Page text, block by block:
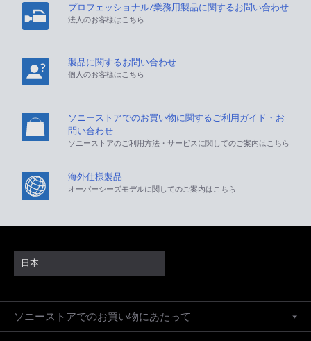
プロフェッショナル/業務用製品に関するお問い合わせ
法人のお客様はこちら
製品に関するお問い合わせ
個人のお客様はこちら
ソニーストアでのお買い物に関するご利用ガイド・お
問い合わせ
ソニーストアのご利用方法・サービスに関してのご案内はこちら
海外仕様製品
オーバーシーズモデルに関してのご案内はこちら
日本
ソニーストアでのお買い物にあたって